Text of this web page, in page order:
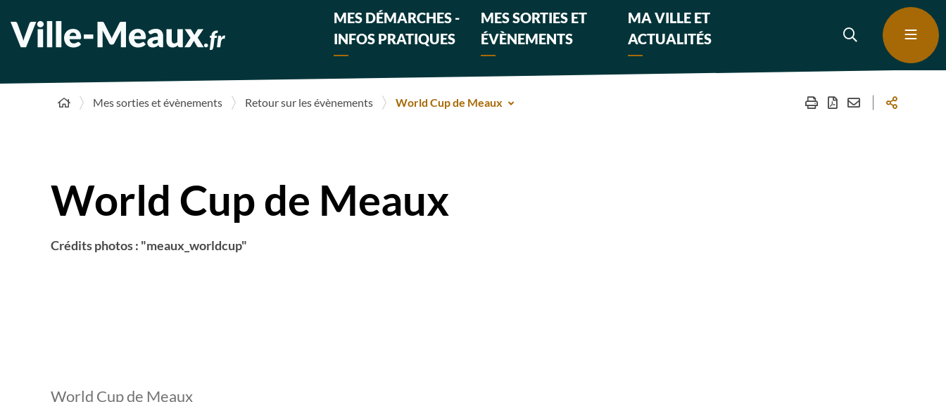
MES DÉMARCHES -
INFOS PRATIQUES
MES SORTIES ET
ÉVÈNEMENTS
MA VILLE ET
ACTUALITÉS
Mes sorties et évènements Retour sur les évènements World Cup de Meaux
World Cup de Meaux
Crédits photos : "meaux_worldcup"
World Cup de Meaux